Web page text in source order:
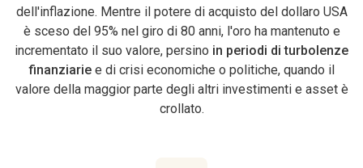
dell'inflazione. Mentre il potere di acquisto del dollaro USA
è sceso del 95% nel giro di 80 anni, l'oro ha mantenuto e
incrementato il suo valore, persino in periodi di turbolenze
finanziariee di crisi economiche o politiche, quando il
valore della maggior parte degli altri investimenti e asset è
crollato.